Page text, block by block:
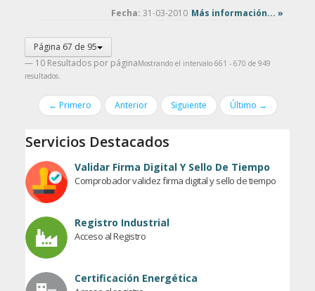
Fecha: 31-03-2010 Más información... »
Página 67 de 95
— 10 Resultados por páginaMostrando el intervalo 661 - 670 de 949
resultados.
← Primero Anterior Siguiente Último →
Servicios Destacados
Validar Firma Digital Y Sello De Tiempo
Comprobador validez firma digital y sello de tiempo
Registro Industrial
Acceso al Registro
Certificación Energética